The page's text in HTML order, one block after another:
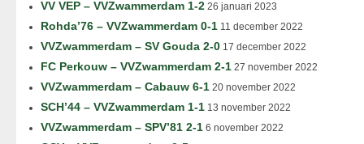
VV VEP – VVZwammerdam 1-2 26 januari 2023
Rohda’76 – VVZwammerdam 0-1 11 december 2022
VVZwammerdam – SV Gouda 2-0 17 december 2022
FC Perkouw – VVZwammerdam 2-1 27 november 2022
VVZwammerdam – Cabauw 6-1 20 november 2022
SCH’44 – VVZwammerdam 1-1 13 november 2022
VVZwammerdam – SPV’81 2-1 6 november 2022